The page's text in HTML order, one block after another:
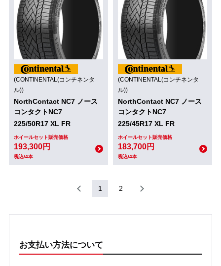
(CONTINENTAL(コンチネンタ
ル))
NorthContact NC7 ノース
コンタクトNC7
225/50R17 XL FR
ホイールセット販売価格
193,300円
税込/4本
(CONTINENTAL(コンチネンタ
ル))
NorthContact NC7 ノース
コンタクトNC7
225/45R17 XL FR
ホイールセット販売価格
183,700円
税込/4本
1 2
お支払い方法について